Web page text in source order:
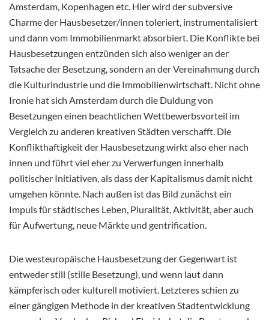
Amsterdam, Kopenhagen etc. Hier wird der subversive
Charme der Hausbesetzer/innen toleriert, instrumentalisiert
und dann vom Immobilienmarkt absorbiert. Die Konflikte bei
Hausbesetzungen entzünden sich also weniger an der
Tatsache der Besetzung, sondern an der Vereinahmung durch
die Kulturindustrie und die Immobilienwirtschaft. Nicht ohne
Ironie hat sich Amsterdam durch die Duldung von
Besetzungen einen beachtlichen Wettbewerbsvorteil im
Vergleich zu anderen kreativen Städten verschafft. Die
Konflikthaftigkeit der Hausbesetzung wirkt also eher nach
innen und führt viel eher zu Verwerfungen innerhalb
politischer Initiativen, als dass der Kapitalismus damit nicht
umgehen könnte. Nach außen ist das Bild zunächst ein
Impuls für städtisches Leben, Pluralität, Aktivität, aber auch
für Aufwertung, neue Märkte und gentrification.
Die westeuropäische Hausbesetzung der Gegenwart ist
entweder still (stille Besetzung), und wenn laut dann
kämpferisch oder kulturell motiviert. Letzteres schien zu
einer gängigen Methode in der kreativen Stadtentwicklung